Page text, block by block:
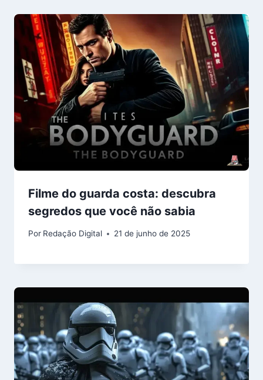
Filme do guarda costa: descubra
segredos que você não sabia
Por Redação Digital 21 de junho de 2025